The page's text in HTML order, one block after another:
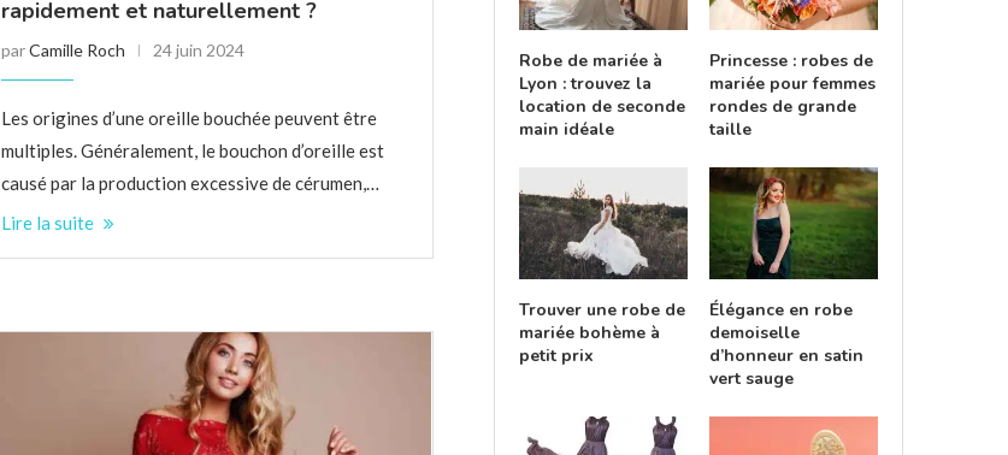
rapidement et naturellement ?
parCamille Roch 24 juin 2024
Les origines d’une oreille bouchée peuvent être
multiples. Généralement, le bouchon d’oreille est
causé par la production excessive de cérumen,…
Lire la suite
Robe de mariée à
Lyon : trouvez la
location de seconde
main idéale
Princesse : robes de
mariée pour femmes
rondes de grande
taille
Trouver une robe de
mariée bohème à
petit prix
Élégance en robe
demoiselle
d’honneur en satin
vert sauge